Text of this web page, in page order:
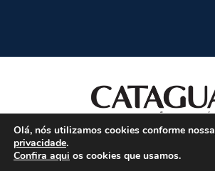
Olá, nós utilizamos cookies conforme nossa
privacidade.
Confira aqui os cookies que usamos.